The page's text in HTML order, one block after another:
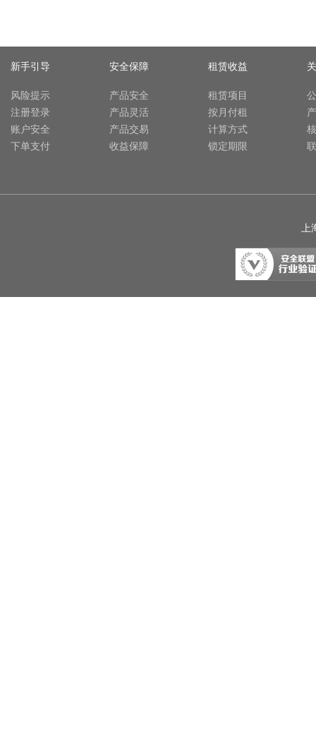
新手引导
风险提示
注册登录
账户安全
下单支付
安全保障
产品安全
产品灵活
产品交易
收益保障
租赁收益
租赁项目
按月付租
计算方式
锁定期限